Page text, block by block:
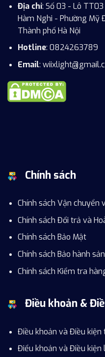
Địa chỉ: Số 03 - Lô
Hàm Nghi - Phường Mỹ
Thành phố Hà Nội
Hotline: 0824263789
Email:
Chính sách
Chính sách Vận chuyển
Chính sách Đổi trả và
Chính sách Bảo Mật
Chính sách Bảo hành
Chính sách Kiểm tra
Điều khoản &
Điều khoản và Điều kiện
Điểu khoản và Điều kiện